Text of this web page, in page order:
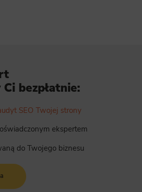
bezpłatnie:
SEO Twojej strony
ekspertem
do Twojego biznesu